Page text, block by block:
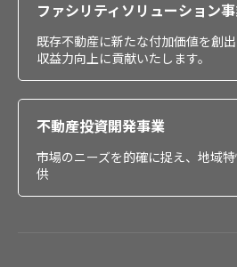
ファシリティソリューション
既存不動産に新たな付加価値を創
収益力向上に貢献いたします。
不動産投資開発事業
市場のニーズを的確に捉え、地域
供